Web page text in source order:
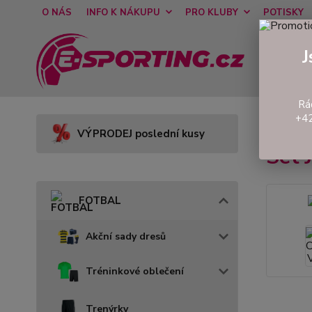
O NÁS INFO K NÁKUPU PRO KLUBY POTISKY
VÝPRODEJ poslední kusy
FOTBAL
Akční sady dresů
Tréninkové oblečení
Trenýrky
Set